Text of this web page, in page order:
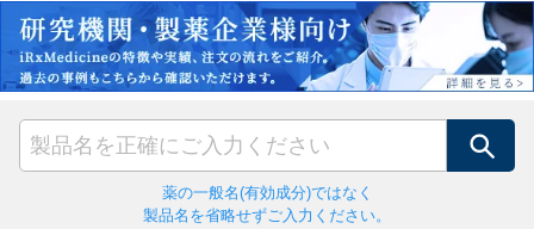
検索
薬の一般名(有効成分)ではなく
製品名を省略せずご入力ください。